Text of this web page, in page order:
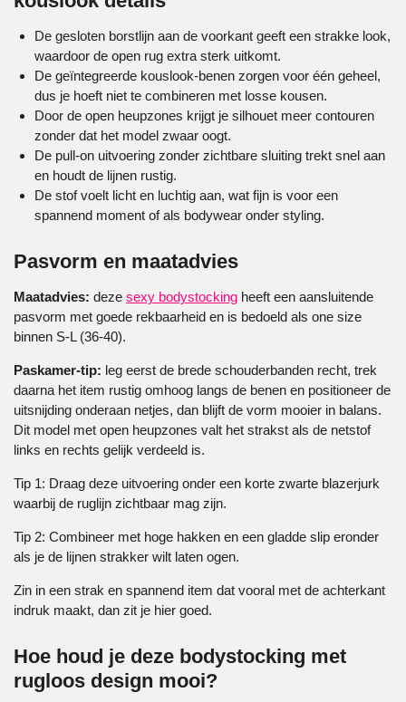
De gesloten borstlijn aan de voorkant geeft een strakke look,
waardoor de open rug extra sterk uitkomt.
De geïntegreerde kouslook-benen zorgen voor één geheel,
dus je hoeft niet te combineren met losse kousen.
Door de open heupzones krijgt je silhouet meer contouren
zonder dat het model zwaar oogt.
De pull-on uitvoering zonder zichtbare sluiting trekt snel aan
en houdt de lijnen rustig.
De stof voelt licht en luchtig aan, wat fijn is voor een
spannend moment of als bodywear onder styling.
Pasvorm en maatadvies
Maatadvies: deze sexy bodystocking heeft een aansluitende
pasvorm met goede rekbaarheid en is bedoeld als one size
binnen S-L (36-40).
Paskamer-tip: leg eerst de brede schouderbanden recht, trek
daarna het item rustig omhoog langs de benen en positioneer de
uitsnijding onderaan netjes, dan blijft de vorm mooier in balans.
Dit model met open heupzones valt het strakst als de netstof
links en rechts gelijk verdeeld is.
Tip 1: Draag deze uitvoering onder een korte zwarte blazerjurk
waarbij de ruglijn zichtbaar mag zijn.
Tip 2: Combineer met hoge hakken en een gladde slip eronder
als je de lijnen strakker wilt laten ogen.
Zin in een strak en spannend item dat vooral met de achterkant
indruk maakt, dan zit je hier goed.
Hoe houd je deze bodystocking met
rugloos design mooi?